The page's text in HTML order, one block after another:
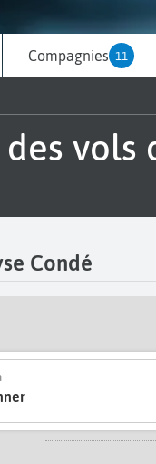
Compagnies 11
Condé